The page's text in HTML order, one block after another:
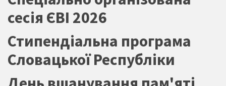
сесія ЄВІ 2026
Стипендіальна програма
Словацької Республіки